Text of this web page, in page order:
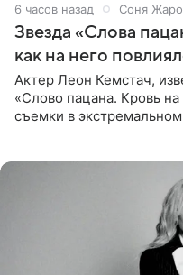
6 часов назад Соня
Звезда «Слова
как на него
Актер Леон Кемстач,
«Слово пацана. Кровь на
съемки в